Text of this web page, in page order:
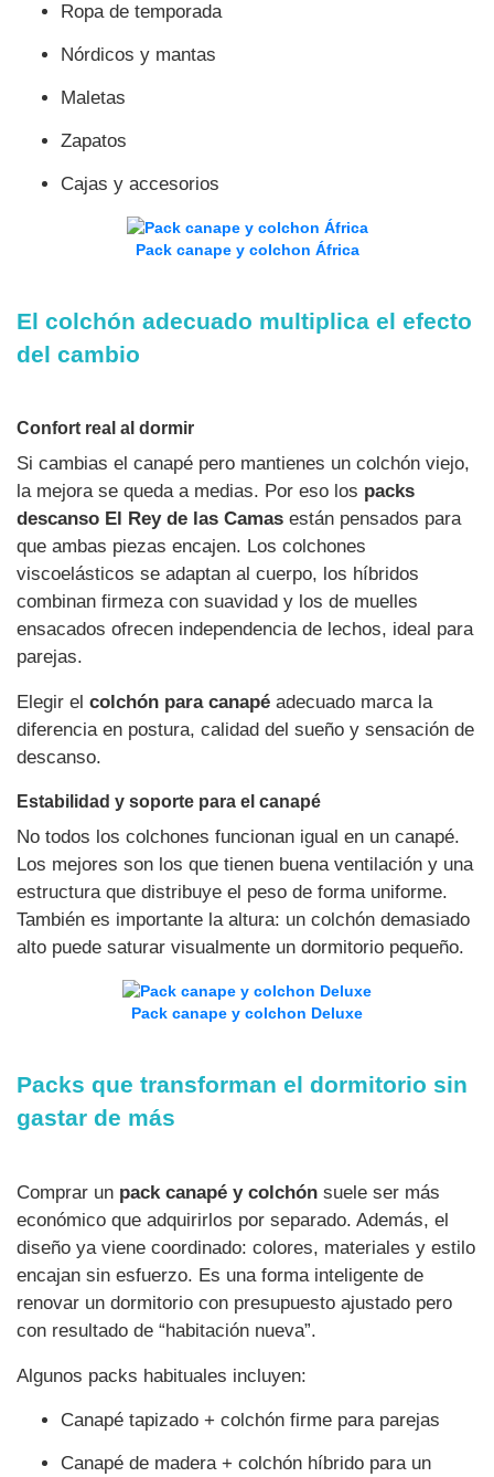
Ropa de temporada
Nórdicos y mantas
Maletas
Zapatos
Cajas y accesorios
Pack canape y colchon África
El colchón adecuado multiplica el efecto
del cambio
Confort real al dormir
Si cambias el canapé pero mantienes un colchón viejo,
la mejora se queda a medias. Por eso los packs
descanso El Rey de las Camas están pensados para
que ambas piezas encajen. Los colchones
viscoelásticos se adaptan al cuerpo, los híbridos
combinan firmeza con suavidad y los de muelles
ensacados ofrecen independencia de lechos, ideal para
parejas.
Elegir el colchón para canapé adecuado marca la
diferencia en postura, calidad del sueño y sensación de
descanso.
Estabilidad y soporte para el canapé
No todos los colchones funcionan igual en un canapé.
Los mejores son los que tienen buena ventilación y una
estructura que distribuye el peso de forma uniforme.
También es importante la altura: un colchón demasiado
alto puede saturar visualmente un dormitorio pequeño.
Pack canape y colchon Deluxe
Packs que transforman el dormitorio sin
gastar de más
Comprar un pack canapé y colchón suele ser más
económico que adquirirlos por separado. Además, el
diseño ya viene coordinado: colores, materiales y estilo
encajan sin esfuerzo. Es una forma inteligente de
renovar un dormitorio con presupuesto ajustado pero
con resultado de “habitación nueva”.
Algunos packs habituales incluyen:
Canapé tapizado + colchón firme para parejas
Canapé de madera + colchón híbrido para un